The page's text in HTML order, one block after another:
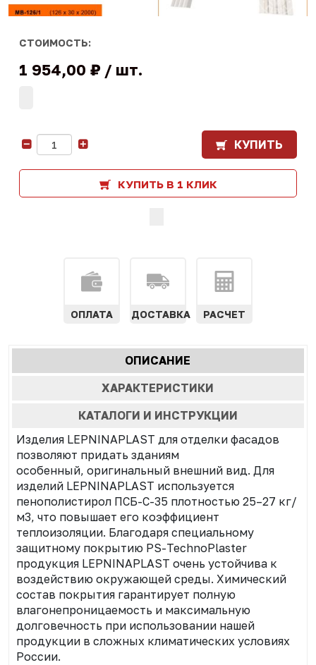
СТОИМОСТЬ:
1 954,00 ₽ шт.
КУПИТЬ
КУПИТЬ В 1 КЛИК
ОПЛАТА ДОСТАВКА РАСЧЕТ
Характеристики
табы
ОПИСАНИЕ
ВКЛАДКА)
ХАРАКТЕРИСТИКИ
КАТАЛОГИ И ИНСТРУКЦИИ
Изделия LEPNINAPLAST для отделки фасадов
позволяют придать зданиям
особенный, оригинальный внешний вид. Для
изделий LEPNINAPLAST используется
пенополистирол ПСБ-С-35 плотностью 25–27 кг/
м3, что повышает его коэффициент
теплоизоляции. Благодаря специальному
защитному покрытию PS-TechnoPlaster
продукция LEPNINAPLAST очень устойчива к
воздействию окружающей среды. Химический
состав покрытия гарантирует полную
влагонепроницаемость и максимальную
долговечность при использовании нашей
продукции в сложных климатических условиях
России.